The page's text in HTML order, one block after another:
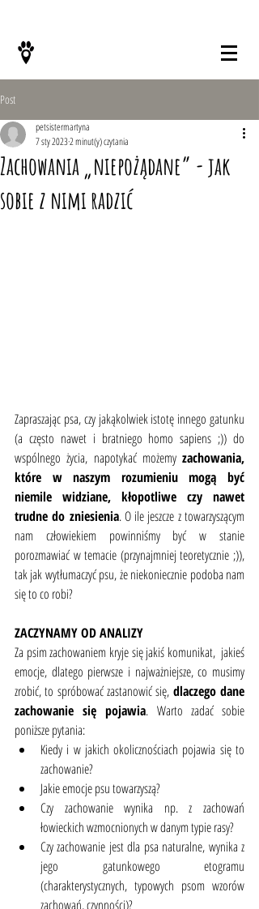
Post
Zachowania „niepożądane” - jak
sobie z nimi radzić
petsistermartyna
7 sty 20232 minut(y) czytania
Zapraszając psa, czy jakąkolwiek istotę innego gatunku
(a często nawet i bratniego homo sapiens ;)) do
wspólnego życia, napotykać możemy zachowania,
które w naszym rozumieniu mogą być
niemile widziane, kłopotliwe czy nawet
trudne do zniesienia. O ile jeszcze z towarzyszącym
nam człowiekiem powinniśmy być w stanie
porozmawiać w temacie (przynajmniej teoretycznie ;)),
tak jak wytłumaczyć psu, że niekoniecznie podoba nam
się to co robi?
ZACZYNAMY OD ANALIZY
Za psim zachowaniem kryje się jakiś komunikat,  jakieś
emocje, dlatego pierwsze i najważniejsze, co musimy
zrobić, to spróbować zastanowić się, dlaczego dane
zachowanie się pojawia. Warto zadać sobie
poniższe pytania:
Kiedy i w jakich okolicznościach pojawia się to
zachowanie?
Jakie emocje psu towarzyszą?
Czy zachowanie wynika np. z zachowań
łowieckich wzmocnionych w danym typie rasy?
Czy zachowanie jest dla psa naturalne, wynika z
jego gatunkowego etogramu
(charakterystycznych, typowych psom wzorów
zachowań, czynności)?